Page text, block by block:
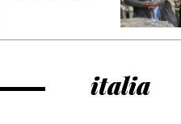
italia